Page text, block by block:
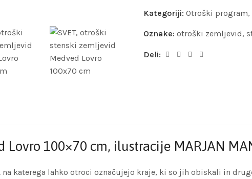
Kategoriji: Otroški program,
Oznake: otroški zemljevid,
Deli:
Lovro 100×70 cm, ilustracije MARJAN
katerega lahko otroci označujejo kraje, ki so jih obiskali in